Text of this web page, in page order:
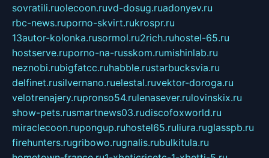
sovratili.ruolecoon.ruvd-dosug.ruadonyev.ru
rbc-news.ruporno-skvirt.rukrospr.ru
13autor-kolonka.rusormol.ru2rich.ruhostel-65.ru
hostserve.ruporno-na-russkom.rumishinlab.ru
neznobi.rubigfatcc.ruhabble.rustarbucksvia.ru
delfinet.rusilvernano.ruelestal.ruvektor-doroga.ru
velotrenajery.rupronso54.rulenasever.rulovinskix.ru
show-pets.rusmartnews03.rudiscofoxworld.ru
miraclecoon.rupongup.ruhostel65.ruliura.ruglasspb.ru
firehunters.rugribowo.rugnalis.rubulkitula.ru